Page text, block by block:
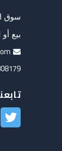
سوق
بيع